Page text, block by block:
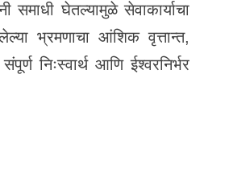
घेतल्यामुळे सेवाकार्याचा
भ्रमणाचा आंशिक वृत्तान्त,
निःस्वार्थ आणि ईश्वरनिर्भर